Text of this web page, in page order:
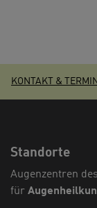
KONTAKT &
Standorte
Augenzentren
für